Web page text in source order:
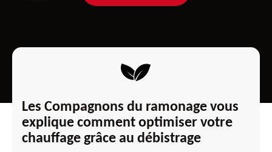
Les Compagnons du ramonage vous
explique comment optimiser votre
chauffage grâce au débistrage